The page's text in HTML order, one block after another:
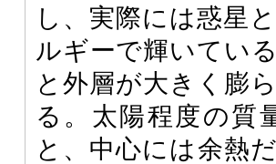
し、実際には惑星
ルギーで輝いてい
と外層が大きく膨
る。太陽程度の質
と、中心には余熱